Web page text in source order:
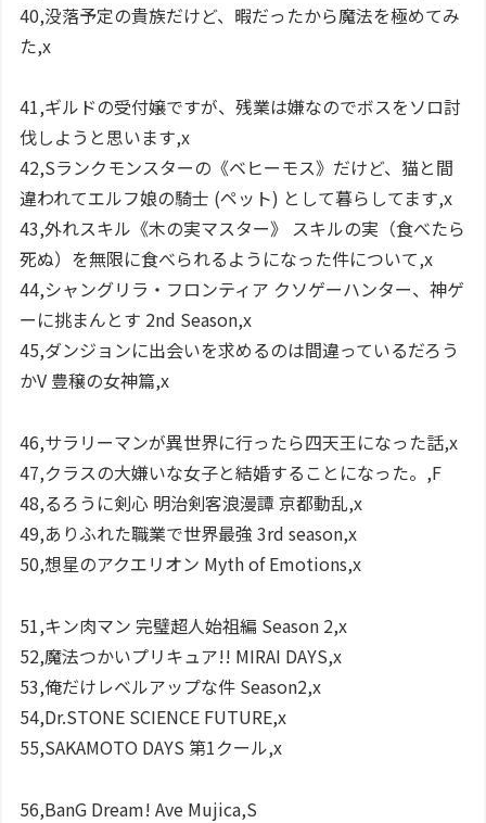
40,没落予定の貴族だけど、暇だったから魔法を極めてみ
た,x
41,ギルドの受付嬢ですが、残業は嫌なのでボスをソロ討
伐しようと思います,x
42,Sランクモンスターの《ベヒーモス》だけど、猫と間
違われてエルフ娘の騎士 (ペット) として暮らしてます,x
43,外れスキル《木の実マスター》 スキルの実（食べたら
死ぬ）を無限に食べられるようになった件について,x
44,シャングリラ・フロンティア クソゲーハンター、神ゲ
ーに挑まんとす 2nd Season,x
45,ダンジョンに出会いを求めるのは間違っているだろう
かV 豊穣の女神篇,x
46,サラリーマンが異世界に行ったら四天王になった話,x
47,クラスの大嫌いな女子と結婚することになった。,F
48,るろうに剣心 明治剣客浪漫譚 京都動乱,x
49,ありふれた職業で世界最強 3rd season,x
50,想星のアクエリオン Myth of Emotions,x
51,キン肉マン 完璧超人始祖編 Season 2,x
52,魔法つかいプリキュア!! MIRAI DAYS,x
53,俺だけレベルアップな件 Season2,x
54,Dr.STONE SCIENCE FUTURE,x
55,SAKAMOTO DAYS 第1クール,x
56,BanG Dream! Ave Mujica,S